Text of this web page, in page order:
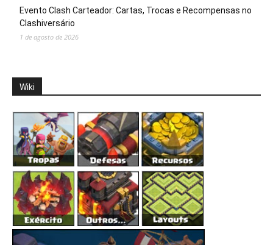
Evento Clash Carteador: Cartas, Trocas e Recompensas no
Clashiversário
1 de agosto de 2026
Wiki